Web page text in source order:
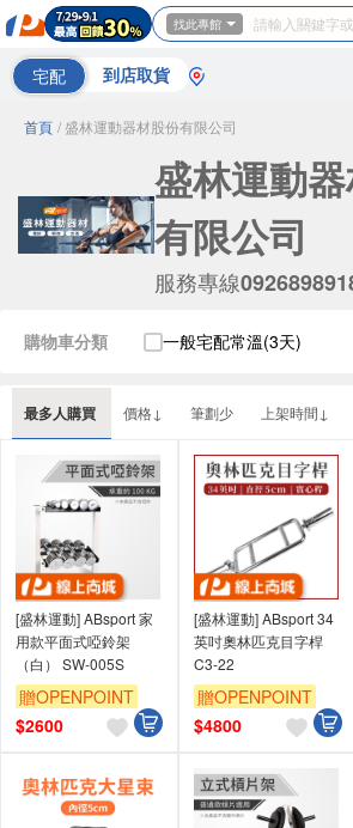
找此專館
宅配 到店取貨
首頁 / 盛林運動器材股份有限公司
盛林運動
有限公司
服務專線
最多人購買 價格↓ 筆劃少 上架時間↓
購物車分類 一般宅配常溫(3天)
[盛林運動] ABsport 家
用款平面式啞鈴架
（白） SW-005S
贈OPENPOINT
$2600
[盛林運動] ABsport 34
英吋奧林匹克目字桿
C3-22
贈OPENPOINT
$4800